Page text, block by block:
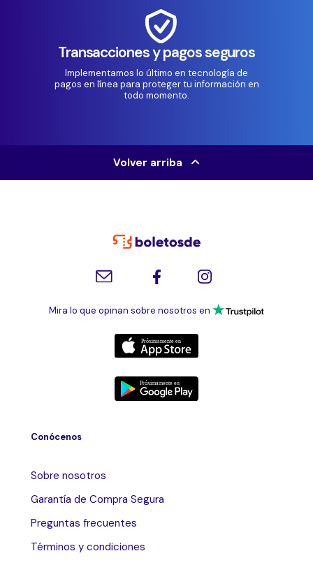
Transacciones y pagos seguros
Implementamos lo último en tecnología de
pagos en línea para proteger tu información en
todo momento.
Volver arriba
Mira lo que opinan sobre nosotros en
Conócenos
Sobre nosotros
Garantía de Compra Segura
Preguntas frecuentes
Términos y condiciones